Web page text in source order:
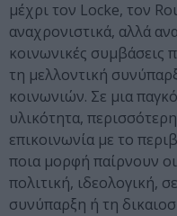
μέχρι τον Locke, τον
αναχρονιστικά, αλλά
κοινωνικές συμβάσεις
τη μελλοντική
κοινωνιών. Σε μια
υλικότητα,
επικοινωνία με το
ποια μορφή παίρνουν
πολιτική, ιδεολογική,
συνύπαρξη ή τη